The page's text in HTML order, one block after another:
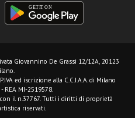
Giovannino De Grassi 12/12A, 20123
ed iscrizione alla C.C.I.A.A. di Milano
REA MI-2519578.
il n.37767. Tutti i diritti di proprietà
riservati.